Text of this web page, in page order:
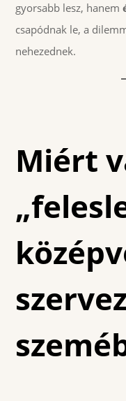
gyorsabb lesz, hanem
csapódnak le, a
nehezednek.
Miért